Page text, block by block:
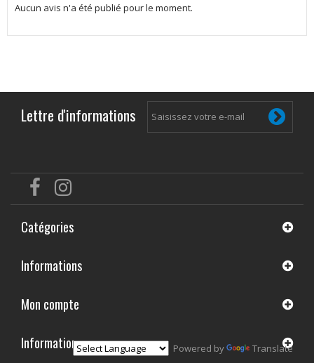
Aucun avis n'a été publié pour le moment.
Lettre d'informations
Catégories
Informations
Mon compte
Informations Powered by Translate